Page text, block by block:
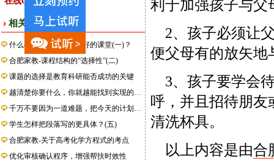
相关文章
什么样的课堂才是一个好的课堂(一)？
合肥家教-课程结构的“选择性”(二)
课题的选择是教育科研能否成功的关键
越清楚你要什么，你就越能找到实现的…
千万不要因为一道难题，把今天的计划…
学生怎样把段落写的更具体？(五)
合肥家教-关于高考化学方程式的考点
优化审核确认程序，增强帮扶时效性
利于加强孩子与父
2、孩子必须让
便父母有的放矢地
3、孩子要学会
呼，并且招待朋友
清洗杯具。
以上内容是由合